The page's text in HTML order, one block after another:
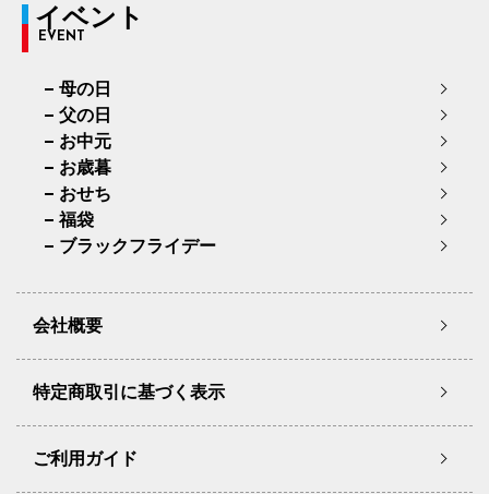
イベント
EVENT
母の日
父の日
お中元
お歳暮
おせち
福袋
ブラックフライデー
会社概要
特定商取引に基づく表示
ご利用ガイド